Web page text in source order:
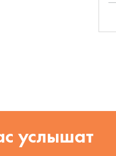
услышат